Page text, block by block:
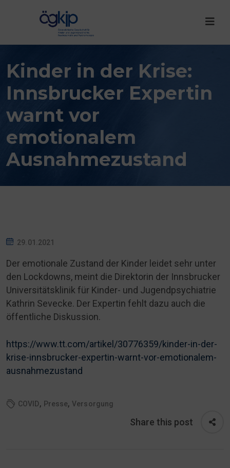
Kinder in der Krise:
Innsbrucker Expertin
warnt vor
emotionalem
Ausnahmezustand
29.01.2021
Der emotionale Zustand der Kinder leidet sehr unter
den Lockdowns, meint die Direktorin der Innsbrucker
Universitätsklinik für Kinder- und Jugendpsychiatrie
Kathrin Sevecke. Der Expertin fehlt dazu auch die
öffentliche Diskussion.
https://www.tt.com/artikel/30776359/kinder-in-der-
krise-innsbrucker-expertin-warnt-vor-emotionalem-
ausnahmezustand
COVID, Presse, Versorgung
Share this post